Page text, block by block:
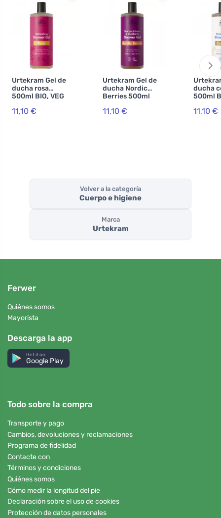
Urtekram Gel de
ducha rosa
500ml BIO, VEG
11,10 €
Urtekram Gel de
ducha Nordic
Berries 500ml
11,10 €
ducha
500ml
11,10 €
Volver a la categoría
Cuerpo e higiene
Marca
Urtekram
Ferwer
Quiénes somos
Mayorista
Descarga la app
Get it on
Google Play
Todo sobre la compra
Transporte y pago
Cambios, devoluciones y reclamaciones
Programa de fidelidad
Contacte con
Términos y condiciones
Quiénes somos
Cómo medir la longitud del pie
Declaración sobre el uso de cookies
Protección de datos personales